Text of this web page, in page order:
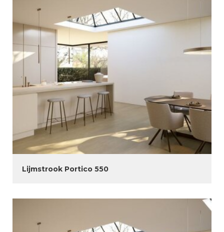
Lijmstrook Portico 550